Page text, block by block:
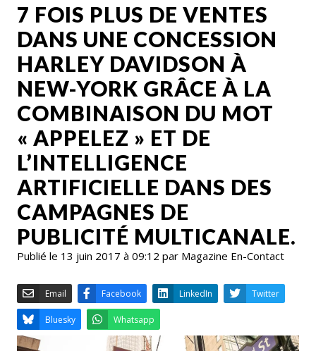
7 FOIS PLUS DE VENTES
DANS UNE CONCESSION
HARLEY DAVIDSON À
NEW-YORK GRÂCE À LA
COMBINAISON DU MOT
« APPELEZ » ET DE
L’INTELLIGENCE
ARTIFICIELLE DANS DES
CAMPAGNES DE
PUBLICITÉ MULTICANALE.
Publié le 13 juin 2017 à 09:12 par Magazine En-Contact